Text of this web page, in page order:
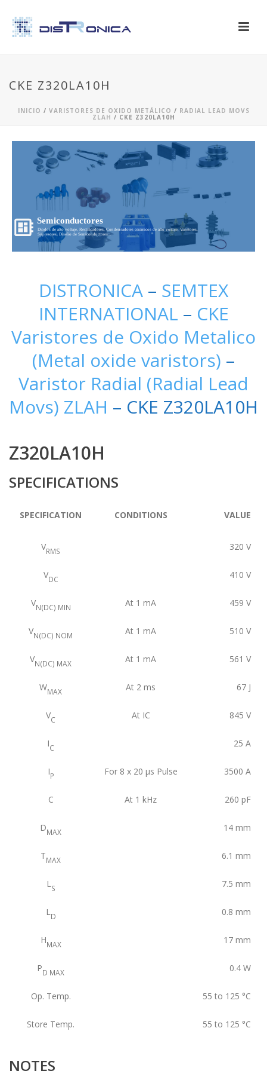
CKE Z320LA10H
INICIO / VARISTORES DE OXIDO METÁLICO / RADIAL LEAD MOVS
ZLAH / CKE Z320LA10H
Semiconductores
Diodos de alto voltaje, Rectificadores, Condensadores ceramicos de alto voltaje, Varistores,
Supresores, Diseño de Semiconductores...
DISTRONICA – SEMTEX
INTERNATIONAL – CKE
Varistores de Oxido Metalico
(Metal oxide varistors) –
Varistor Radial (Radial Lead
Movs) ZLAH – CKE Z320LA10H
Z320LA10H
SPECIFICATIONS
SPECIFICATION CONDITIONS VALUE
VRMS 320 V
VDC 410 V
VN(DC) MIN At 1 mA 459 V
VN(DC) NOM At 1 mA 510 V
VN(DC) MAX At 1 mA 561 V
WMAX At 2 ms 67 J
VC At IC 845 V
IC 25 A
IP For 8 x 20 μs Pulse 3500 A
C At 1 kHz 260 pF
DMAX 14 mm
TMAX 6.1 mm
LS 7.5 mm
LD 0.8 mm
HMAX 17 mm
PD MAX 0.4 W
Op. Temp. 55 to 125 °C
Store Temp. 55 to 125 °C
NOTES